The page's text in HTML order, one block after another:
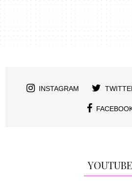
INSTAGRAM
YOUTUBE